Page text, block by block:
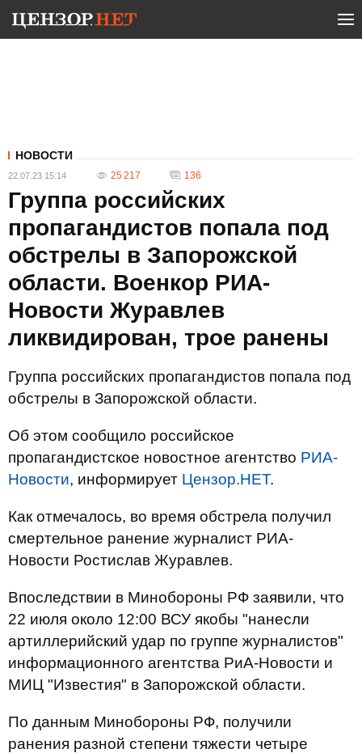
НОВОСТИ
22.07.23 15:14 25 217 136
Группа российских
пропагандистов попала под
обстрелы в Запорожской
области. Военкор РИА-
Новости Журавлев
ликвидирован, трое ранены
Группа российских пропагандистов попала под
обстрелы в Запорожской области.
Об этом сообщило российское
пропагандистское новостное агентство РИА-
Новости, информирует Цензор.НЕТ.
Как отмечалось, во время обстрела получил
смертельное ранение журналист РИА-
Новости Ростислав Журавлев.
Впоследствии в Минобороны РФ заявили, что
22 июля около 12:00 ВСУ якобы "нанесли
артиллерийский удар по группе журналистов"
информационного агентства РиА-Новости и
МИЦ "Известия" в Запорожской области.
По данным Минобороны РФ, получили
ранения разной степени тяжести четыре